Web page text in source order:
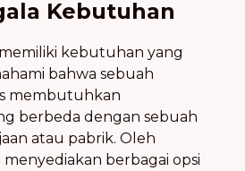
Kebutuhan
kebutuhan yang
bahwa sebuah
membutuhkan
berbeda dengan sebuah
atau pabrik. Oleh
menyediakan berbagai opsi